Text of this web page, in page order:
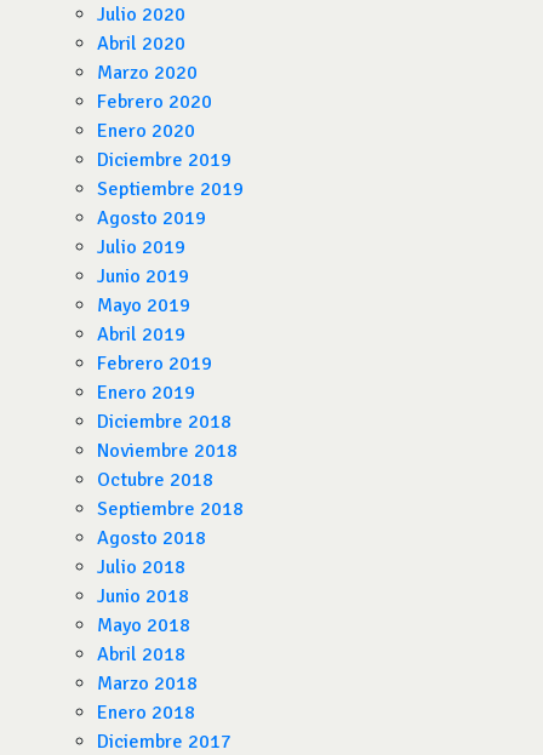
Julio 2020
Abril 2020
Marzo 2020
Febrero 2020
Enero 2020
Diciembre 2019
Septiembre 2019
Agosto 2019
Julio 2019
Junio 2019
Mayo 2019
Abril 2019
Febrero 2019
Enero 2019
Diciembre 2018
Noviembre 2018
Octubre 2018
Septiembre 2018
Agosto 2018
Julio 2018
Junio 2018
Mayo 2018
Abril 2018
Marzo 2018
Enero 2018
Diciembre 2017